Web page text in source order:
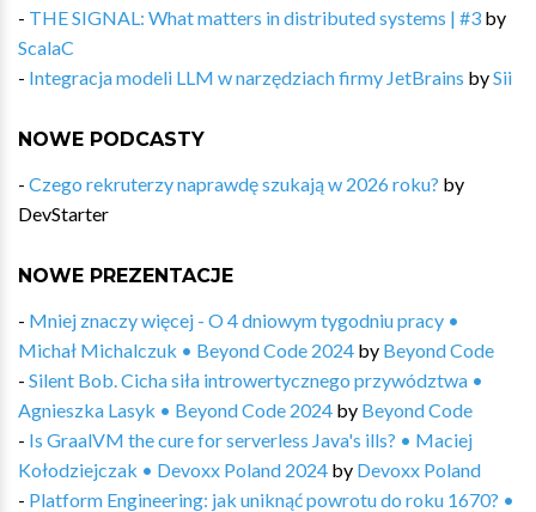
- THE SIGNAL: What matters in distributed systems | #3 by
ScalaC
- Integracja modeli LLM w narzędziach firmy JetBrains bySii
NOWE PODCASTY
- Czego rekruterzy naprawdę szukają w 2026 roku? by
DevStarter
NOWE PREZENTACJE
- Mniej znaczy więcej - O 4 dniowym tygodniu pracy •
Michał Michalczuk • Beyond Code 2024 by Beyond Code
- Silent Bob. Cicha siła introwertycznego przywództwa •
Agnieszka Lasyk • Beyond Code 2024 by Beyond Code
- Is GraalVM the cure for serverless Java's ills? • Maciej
Kołodziejczak • Devoxx Poland 2024 by Devoxx Poland
- Platform Engineering: jak uniknąć powrotu do roku 1670? •